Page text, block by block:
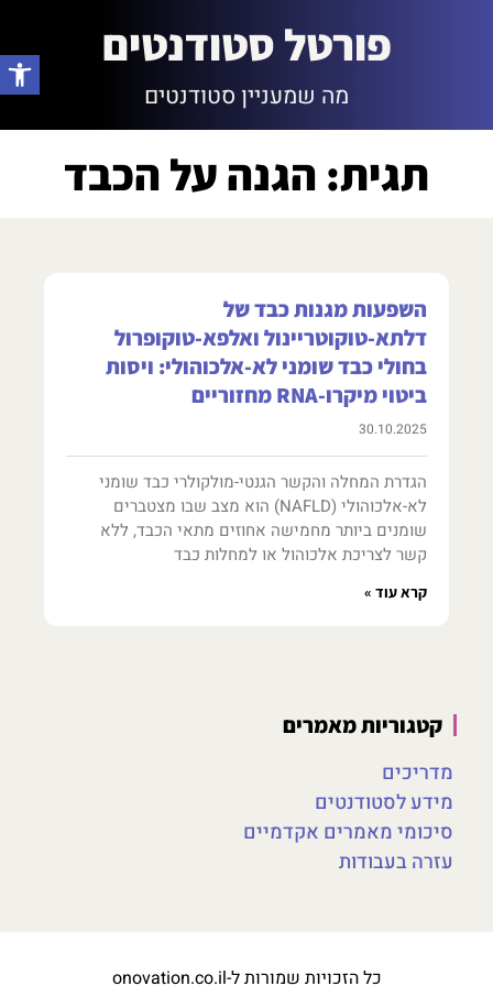
פתח
פורטל סטודנטים
מה שמעניין סטודנטים
תגית: הגנה על הכבד
השפעות מגנות כבד של
דלתא-טוקוטריינול ואלפא-טוקופרול
בחולי כבד שומני לא-אלכוהולי: ויסות
ביטוי מיקרו-RNA מחזוריים
30.10.2025
הגדרת המחלה והקשר הגנטי-מולקולרי כבד שומני
לא-אלכוהולי (NAFLD) הוא מצב שבו מצטברים
שומנים ביותר מחמישה אחוזים מתאי הכבד, ללא
קשר לצריכת אלכוהול או למחלות כבד
קרא עוד »
קטגוריות מאמרים
מדריכים
מידע לסטודנטים
סיכומי מאמרים אקדמיים
עזרה בעבודות
כל הזכויות שמורות ל-onovation.co.il